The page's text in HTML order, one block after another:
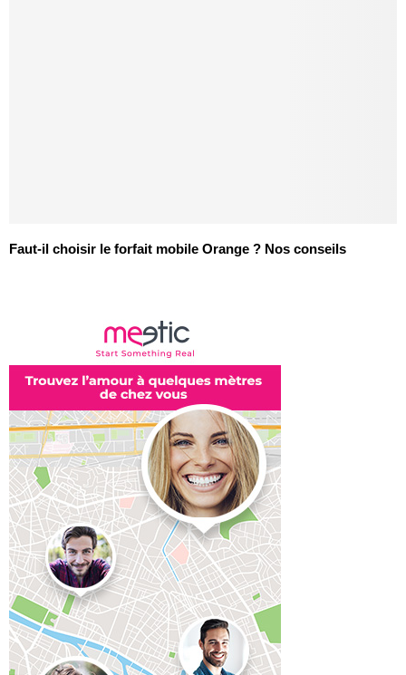
Faut-il choisir le forfait mobile Orange ? Nos conseils